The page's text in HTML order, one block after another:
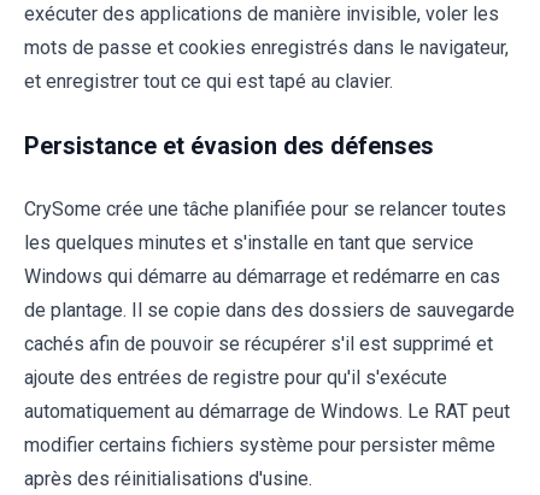
exécuter des applications de manière invisible, voler les
mots de passe et cookies enregistrés dans le navigateur,
et enregistrer tout ce qui est tapé au clavier.
Persistance et évasion des défenses
CrySome crée une tâche planifiée pour se relancer toutes
les quelques minutes et s'installe en tant que service
Windows qui démarre au démarrage et redémarre en cas
de plantage. Il se copie dans des dossiers de sauvegarde
cachés afin de pouvoir se récupérer s'il est supprimé et
ajoute des entrées de registre pour qu'il s'exécute
automatiquement au démarrage de Windows. Le RAT peut
modifier certains fichiers système pour persister même
après des réinitialisations d'usine.